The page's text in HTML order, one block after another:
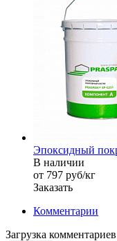
Эпоксидный
В наличии
от 797 руб/кг
Заказать
Комментарии
Загрузка